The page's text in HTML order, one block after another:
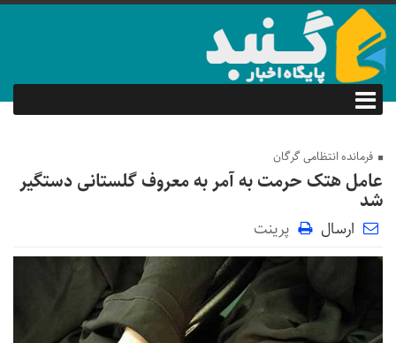
فرمانده انتظامی گرگان
عامل هتک حرمت به آمر به معروف گلستانی دستگیر
شد
ارسال پرینت